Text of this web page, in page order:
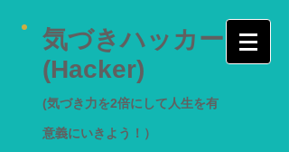
気づきハッカー
(Hacker)
(気づき力を2倍にして人生を有
意義にいきよう！）